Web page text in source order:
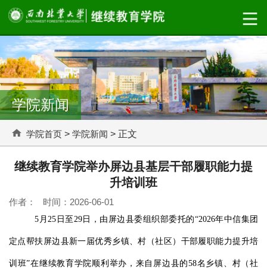
学院新闻
学院首页 > 学院新闻 > 正文
继续教育学院举办屏边县基层干部履职能力提
升培训班
作者： 时间：2026-06-01
5 月 25 日至 29日，由屏边县委组织部委托的“2026年中信集团
定点帮扶屏边县新一届优秀乡镇、村（社区）干部履职能力提升培
训班”在继续教育学院顺利举办，来自屏边县的58名乡镇、村（社